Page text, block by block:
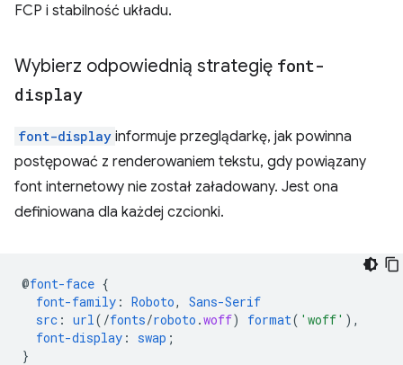
FCP i stabilność układu.
Wybierz odpowiednią strategię font-
display
font-display informuje przeglądarkę, jak powinna
postępować z renderowaniem tekstu, gdy powiązany
font internetowy nie został załadowany. Jest ona
definiowana dla każdej czcionki.
@font-face {
font-family : Roboto,
Sans-Serif
src : url (/fonts/roboto .woff) format( 'woff' ),
font-display : swap ;
}